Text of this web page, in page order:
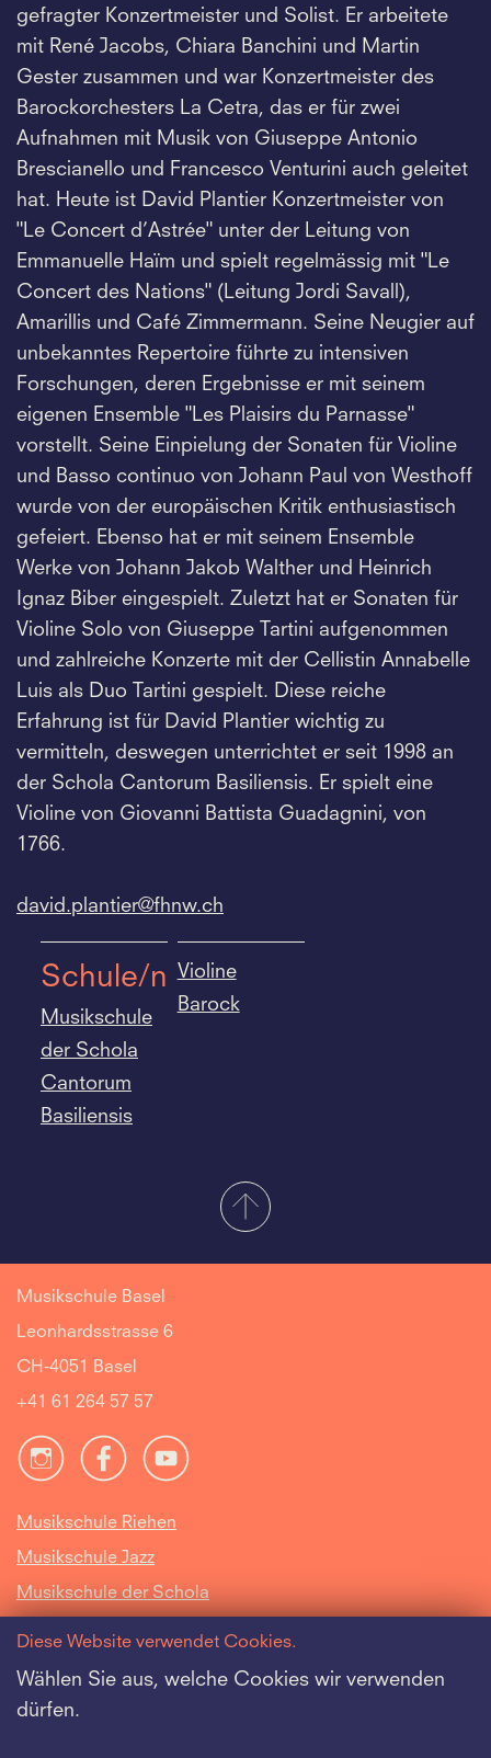
gefragter Konzertmeister und Solist. Er arbeitete
mit René Jacobs, Chiara Banchini und Martin
Gester zusammen und war Konzertmeister des
Barockorchesters La Cetra, das er für zwei
Aufnahmen mit Musik von Giuseppe Antonio
Brescianello und Francesco Venturini auch geleitet
hat. Heute ist David Plantier Konzertmeister von
"Le Concert d’Astrée" unter der Leitung von
Emmanuelle Haïm und spielt regelmässig mit "Le
Concert des Nations" (Leitung Jordi Savall),
Amarillis und Café Zimmermann. Seine Neugier auf
unbekanntes Repertoire führte zu intensiven
Forschungen, deren Ergebnisse er mit seinem
eigenen Ensemble "Les Plaisirs du Parnasse"
vorstellt. Seine Einpielung der Sonaten für Violine
und Basso continuo von Johann Paul von Westhoff
wurde von der europäischen Kritik enthusiastisch
gefeiert. Ebenso hat er mit seinem Ensemble
Werke von Johann Jakob Walther und Heinrich
Ignaz Biber eingespielt. Zuletzt hat er Sonaten für
Violine Solo von Giuseppe Tartini aufgenommen
und zahlreiche Konzerte mit der Cellistin Annabelle
Luis als Duo Tartini gespielt. Diese reiche
Erfahrung ist für David Plantier wichtig zu
vermitteln, deswegen unterrichtet er seit 1998 an
der Schola Cantorum Basiliensis. Er spielt eine
Violine von Giovanni Battista Guadagnini, von
1766.
david.plantier@fhnw.ch
Schule/n
Musikschule
der Schola
Cantorum
Basiliensis
Violine
Barock
Musikschule Basel
Leonhardsstrasse 6
CH-4051 Basel
+41 61 264 57 57
Musikschule Riehen
Musikschule Jazz
Musikschule der Schola
Intranet
Offene Stellen
Diese Website verwendet Cookies.
Wählen Sie aus, welche Cookies wir verwenden
dürfen.